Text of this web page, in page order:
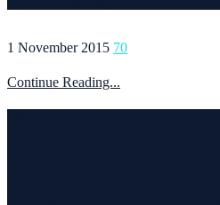
1 November 2015 70
Continue Reading...